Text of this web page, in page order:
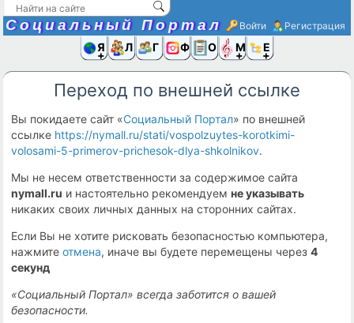
Социальный Портал Войти Регистрация
Я иЛюди
Группы
Фото Ещё
Переход по внешней ссылке
Вы покидаете сайт «Социальный Портал» по внешней
ссылке https://nymall.ru/stati/vospolzuytes-korotkimi-
volosami-5-primerov-prichesok-dlya-shkolnikov.
Мы не несем ответственности за содержимое сайта
nymall.ru и настоятельно рекомендуемне указывать
никаких своих личных данных на сторонних сайтах.
Если Вы не хотите рисковать безопасностью компьютера,
нажмитеотмена, иначе вы будете перемещены через4
секунд
«Социальный Портал» всегда заботится о вашей
безопасности.